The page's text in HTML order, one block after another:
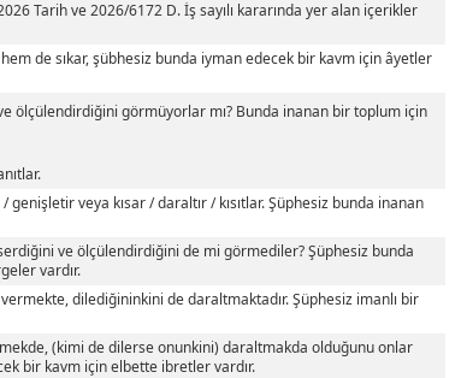
Tarih ve 2026/6172 D. İş sayılı kararında yer alan içerikler
de sıkar, şübhesiz bunda iyman edecek bir kavm için âyetler
ölçülendirdiğini görmüyorlar mı? Bunda inanan bir toplum için
genişletir veya kısar / daraltır / kısıtlar. Şüphesiz bunda inanan
ve ölçülendirdiğini de mi görmediler? Şüphesiz bunda
vardır.
dilediğininkini de daraltmaktadır. Şüphesiz imanlı bir
(kimi de dilerse onunkini) daraltmakda olduğunu onlar
bir kavm için elbette ibretler vardır.